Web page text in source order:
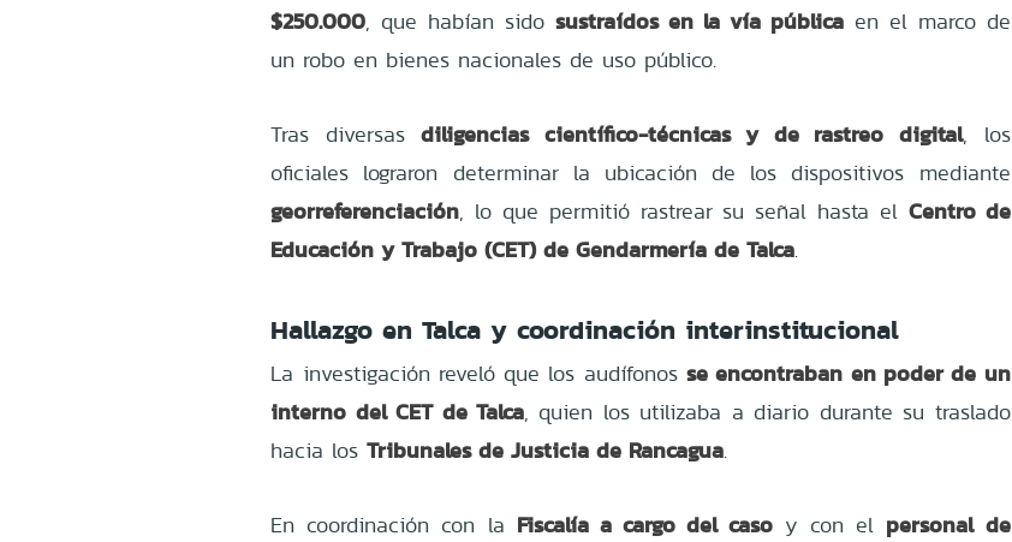
$250.000, que habían sido sustraídos en la vía públicaen el marco de
un robo en bienes nacionales de uso público.
Tras diversasdiligencias científico-técnicas y de rastreo digital, los
oficiales lograron determinar la ubicación de los dispositivos mediante
georreferenciación, lo que permitió rastrear su señal hasta el Centro de
Educación y Trabajo (CET) de Gendarmería de Talca.
Hallazgo en Talca y coordinación interinstitucional
La investigación reveló que los audífonosse encontraban en poder de un
interno del CET de Talca, quien los utilizaba a diario durante su traslado
hacia losTribunales de Justicia de Rancagua.
En coordinación con la Fiscalía a cargo del caso y con el personal de